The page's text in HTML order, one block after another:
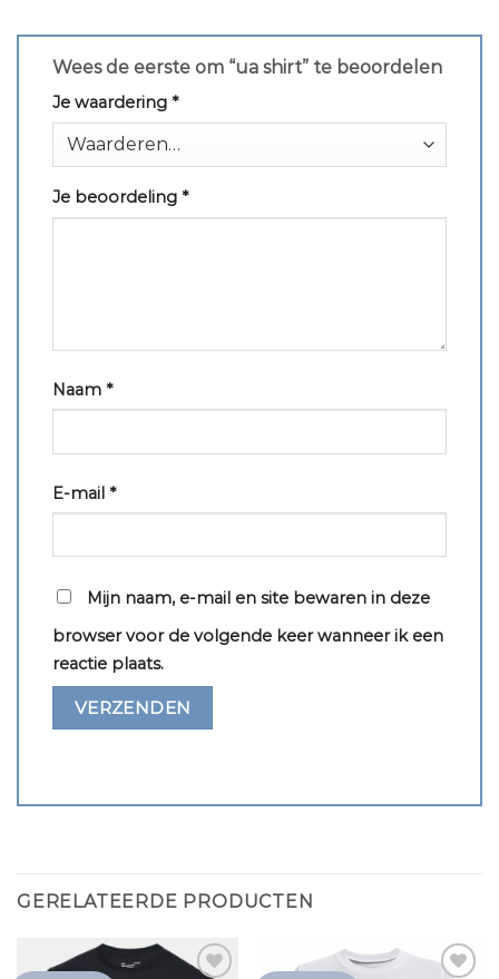
Wees de eerste om “ua shirt” te beoordelen
Je waardering *
Je beoordeling *
Naam *
E-mail *
Mijn naam, e-mail en site bewaren in deze
browser voor de volgende keer wanneer ik een
reactie plaats.
GERELATEERDE PRODUCTEN